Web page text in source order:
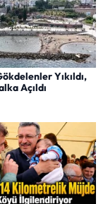
Yıkıldı,
Açıldı